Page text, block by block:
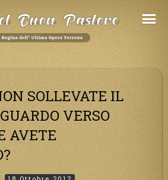
SOLLEVATE IL
VERSO
AVETE